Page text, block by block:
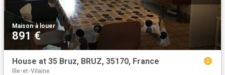
Maison·à louer
891 €
House at 35 Bruz, BRUZ, 35170, France
Ille-et-Vilaine